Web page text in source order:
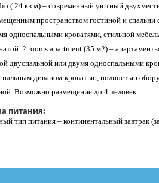
( 24 кв м) – современный уютный
пространством гостиной и спальни
односпальными кроватями, стильной
2 rooms apartment (35 м2) –
двуспальной или двумя односпальными
диваном-кроватью, полностью
Возможно размещение до 4 человек.
питания:
тип питания – континентальный завтрак